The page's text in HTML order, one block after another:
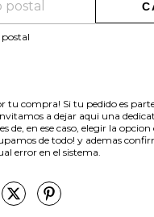
tu compra! Si tu pedido es
a dejar aqui una
de, en ese caso, elegir la opcion
de todo! y ademas
error en el sistema.